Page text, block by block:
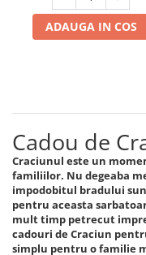
ADAUGA IN COS
Cadou de
Craciunul este un
familiilor. Nu degeaba
impodobitul bradului
pentru aceasta
mult timp petrecut
cadouri de Craciun
simplu pentru o familie